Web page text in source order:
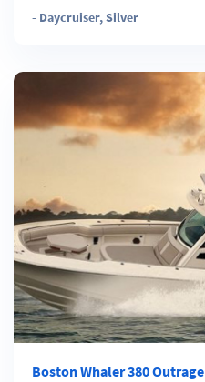
- Daycruiser,Silver
Boston Whaler 380 Outrage